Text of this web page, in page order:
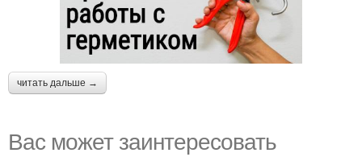
читать дальше →
Вас может заинтересовать